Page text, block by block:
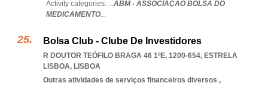
Activity categories: ...ABM - ASSOCIAÇÃO BOLSA DO
MEDICAMENTO...
Bolsa Club - Clube De Investidores
R DOUTOR TEÓFILO BRAGA 46 1ºE, 1200-654, ESTRELA
LISBOA, LISBOA
Outras atividades de serviços financeiros diversos ,